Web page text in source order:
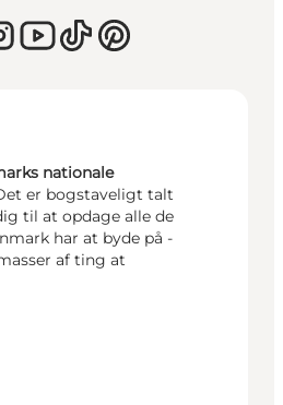
nationale
er bogstaveligt talt
til at opdage alle de
har at byde på -
af ting at